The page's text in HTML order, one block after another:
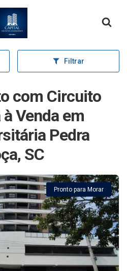
Página inicial
Filtrar
com Circuito
Venda em
Pedra
SC
Pronto para Morar